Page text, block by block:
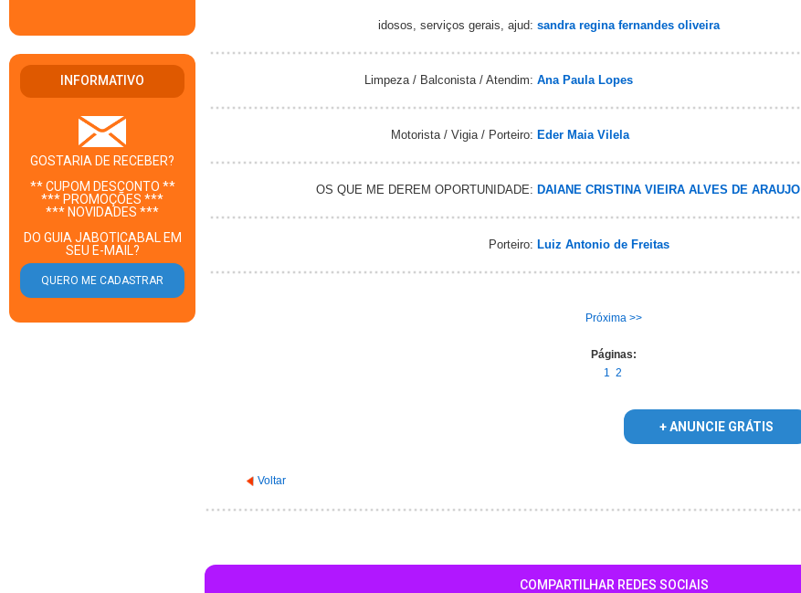
INFORMATIVO
GOSTARIA DE RECEBER?
** CUPOM DESCONTO **
*** PROMOÇÕES ***
*** NOVIDADES ***
DO GUIA JABOTICABAL EM
SEU E-MAIL?
idosos, serviços gerais, ajud: sandra regina fernandes oliveira
Limpeza / Balconista / Atendim: Ana Paula Lopes
Motorista / Vigia / Porteiro: Eder Maia Vilela
OS QUE ME DEREM OPORTUNIDADE: DAIANE CRISTINA VIEIRA ALVES DE ARAUJO
Porteiro: Luiz Antonio de Freitas
Próxima >>
Páginas:
1 2
+ ANUNCIE GRÁTIS
Voltar
COMPARTILHAR REDES SOCIAIS